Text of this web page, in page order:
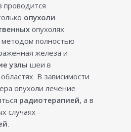
опухоли.
опухолях
методом полностью
железа и
узлы шеи в
В зависимости
опухоли лечение
радиотерапией, а в
случаях –
.